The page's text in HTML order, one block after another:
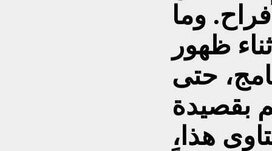
وما
ظهور
حتى
بقصيدة
هذا،